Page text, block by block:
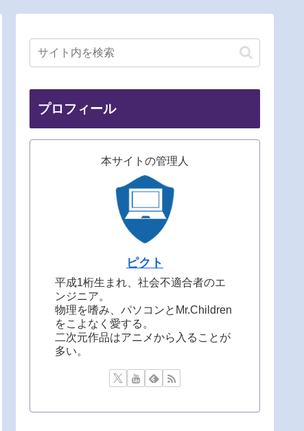
プロフィール
本サイトの管理人
ピクト
平成1桁生まれ、社会不適合者のエ
ンジニア。
物理を嗜み、パソコンとMr.Children
をこよなく愛する。
二次元作品はアニメから入ることが
多い。